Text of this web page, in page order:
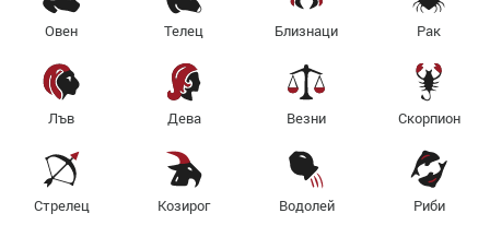
Овен Телец Близнаци Рак
Лъв Дева Везни Скорпион
Стрелец Козирог Водолей Риби